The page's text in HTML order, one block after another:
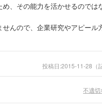
、その能力を活かせるのでは
んので、企業研究やアピール
投稿日:2015-11-28
不適